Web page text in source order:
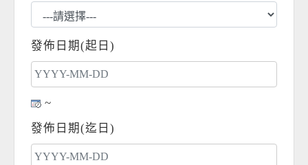
發佈日期(起日)
~
發佈日期(迄日)